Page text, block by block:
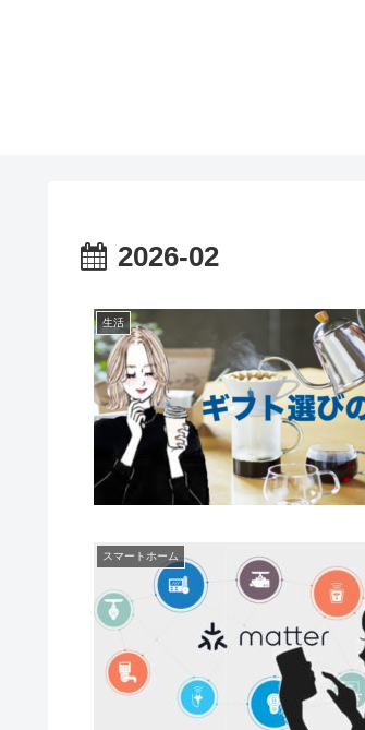
2026-02
生活
スマートホーム